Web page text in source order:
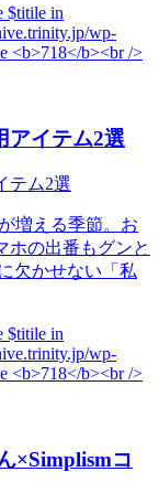
イテム2選
増える季節。お
ホの出番もグンと
欠かせない「私
×Simplismコ